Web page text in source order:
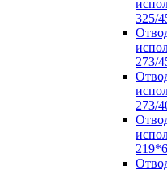
325/
273/
273/